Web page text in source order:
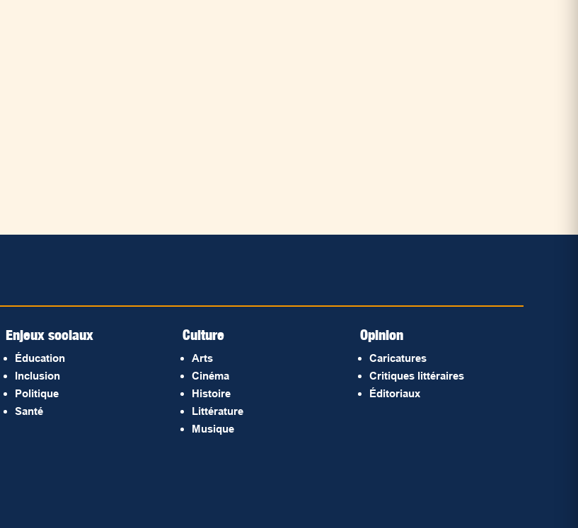
Enjeux sociaux
Éducation
Inclusion
Politique
Santé
Culture
Arts
Cinéma
Histoire
Littérature
Musique
Opinion
Caricatures
Critiques littéraires
Éditoriaux